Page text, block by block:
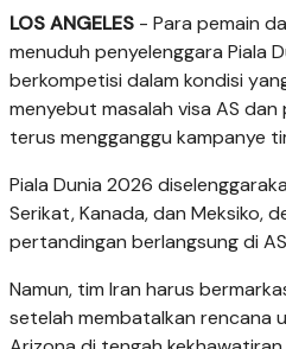
LOS ANGELES - Para pemain
menuduh penyelenggara Piala
berkompetisi dalam kondisi
menyebut masalah visa AS
terus mengganggu kampanye
Piala Dunia 2026
Serikat, Kanada, dan Meksiko,
pertandingan berlangsung di
Namun, tim Iran harus
setelah membatalkan rencana